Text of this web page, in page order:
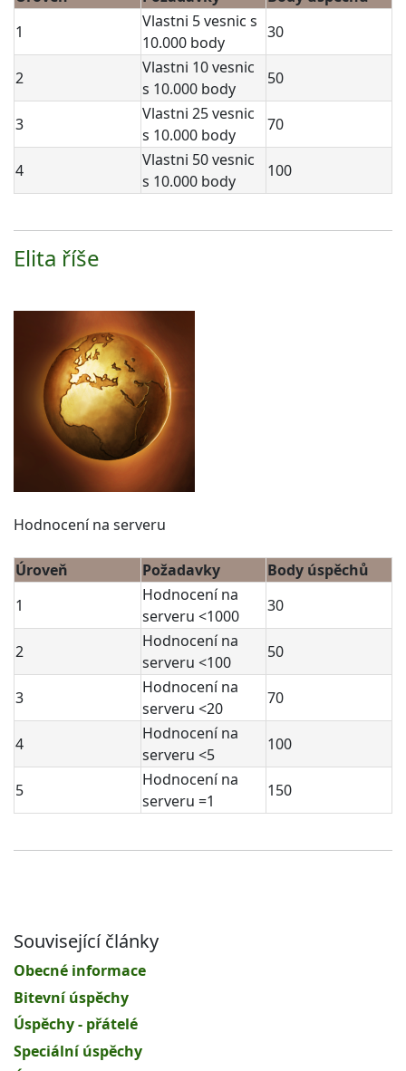
1
Vlastni 5 vesnic s
10.000 body
30
2
Vlastni 10 vesnic
s 10.000 body
50
3
Vlastni 25 vesnic
s 10.000 body
70
4
Vlastni 50 vesnic
s 10.000 body
100
Elita říše
Hodnocení na serveru
Úroveň Požadavky
Body úspěchů
1
Hodnocení na
serveru <1000
30
2
Hodnocení na
serveru <100
50
3
Hodnocení na
serveru <20
70
4
Hodnocení na
serveru <5
100
5
Hodnocení na
serveru =1
150
Související články
Obecné informace
Bitevní úspěchy
Úspěchy - přátelé
Speciální úspěchy